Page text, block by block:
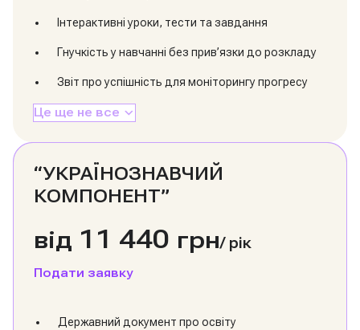
Інтерактивні уроки, тести та завдання
Гнучкість у навчанні без прив’язки до розкладу
Звіт про успішність для моніторингу прогресу
Це ще не все
“УКРАЇНОЗНАВЧИЙ
КОМПОНЕНТ”
від 11 440 грн/ рік
Подати заявку
Державний документ про освіту